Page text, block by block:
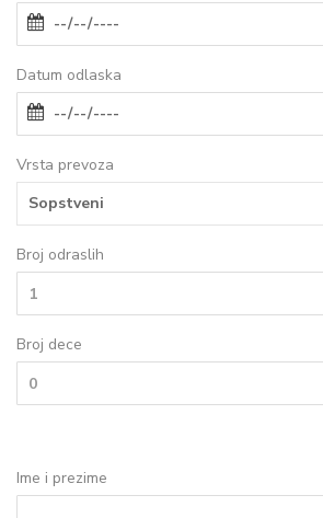
Datum odlaska
Vrsta prevoza
Broj odraslih
Broj dece
Ime i prezime